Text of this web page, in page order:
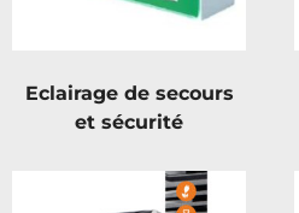
Eclairage de secours
et sécurité